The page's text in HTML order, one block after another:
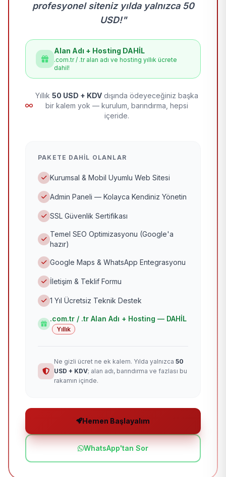
profesyonel siteniz yılda yalnızca 50
USD!"
Alan Adı + Hosting DAHİL
.com.tr / .tr alan adı ve hosting yıllık ücrete
dahil!
Yıllık 50 USD + KDV dışında ödeyeceğiniz başka
bir kalem yok — kurulum, barındırma, hepsi
içeride.
PAKETE DAHIL OLANLAR
Kurumsal & Mobil Uyumlu Web Sitesi
Admin Paneli — Kolayca Kendiniz Yönetin
SSL Güvenlik Sertifikası
Temel SEO Optimizasyonu (Google'a
hazır)
Google Maps & WhatsApp Entegrasyonu
İletişim & Teklif Formu
1 Yıl Ücretsiz Teknik Destek
.com.tr / .tr Alan Adı + Hosting — DAHİL
Yıllık
Ne gizli ücret ne ek kalem. Yılda yalnızca 50
USD + KDV; alan adı, barındırma ve fazlası bu
rakamın içinde.
Hemen Başlayalım
WhatsApp'tan Sor